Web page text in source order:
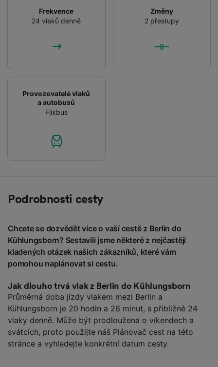
Frekvence
24 vlaků denně
Změny
2 přestupy
Provozovatelé vlaků
a autobusů
Flixbus
Podrobnosti cesty
Chcete se dozvědět více o vaší cestě z Berlin do
Kühlungsborn? Sestavili jsme některé z nejčastěji
kladených otázek našich zákazníků, které vám
pomohou naplánovat si cestu.
Jak dlouho trvá vlak z Berlin do Kühlungsborn
Průměrná doba jízdy vlakem mezi Berlin a
Kühlungsborn je 20 hodin a 26 minut, s přibližně 24
vlaky denně. Může být prodloužena o víkendech a
svátcích, proto použijte náš Plánovač cest na této
stránce a vyhledejte konkrétní datum cesty.